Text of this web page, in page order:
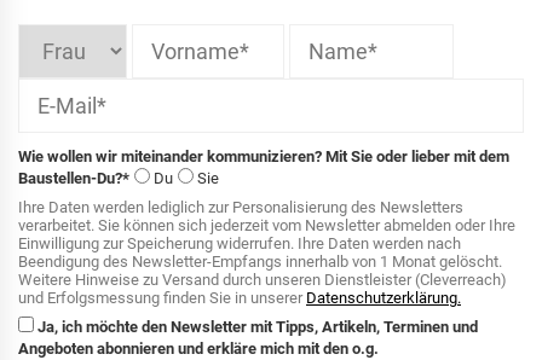
Wie wollen wir miteinander kommunizieren? Mit Sie oder lieber mit dem
Baustellen-Du?*
Du
Sie
Ihre Daten werden lediglich zur Personalisierung des Newsletters
verarbeitet. Sie können sich jederzeit vom Newsletter abmelden oder Ihre
Einwilligung zur Speicherung widerrufen. Ihre Daten werden nach
Beendigung des Newsletter-Empfangs innerhalb von 1 Monat gelöscht.
Weitere Hinweise zu Versand durch unseren Dienstleister (Cleverreach)
und Erfolgsmessung finden Sie in unserer Datenschutzerklärung.
Ja, ich möchte den Newsletter mit Tipps, Artikeln, Terminen und
Angeboten abonnieren und erkläre mich mit den o.g.